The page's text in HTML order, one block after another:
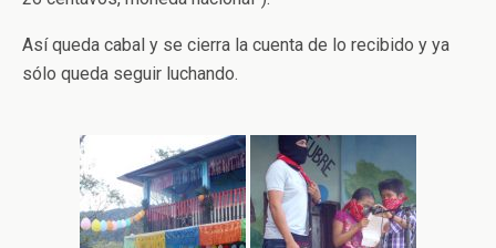
Así queda cabal y se cierra la cuenta de lo recibido y ya
sólo queda seguir luchando.